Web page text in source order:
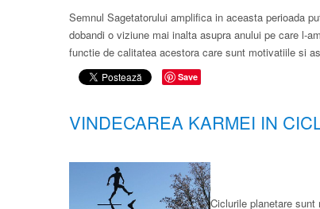
Semnul Sagetatorului amplifica in aceasta perioada
dobandi o viziune mai inalta asupra anului pe care l-
functie de calitatea acestora care sunt motivatiile si
Save
VINDECAREA KARMEI IN
Ciclurile planetare